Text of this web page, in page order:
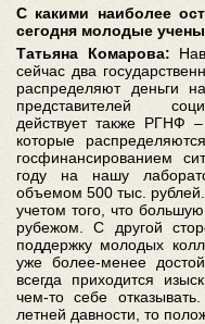
С какими наиболее
сегодня молодые
Татьяна Комарова:
сейчас два
распределяют деньги
представителей
действует также РГНФ
которые
госфинансированием
году на нашу
объемом 500 тыс.
учетом того, что
рубежом. С другой
поддержку молодых
уже более-менее
всегда приходится
чем-то себе
летней давности, то